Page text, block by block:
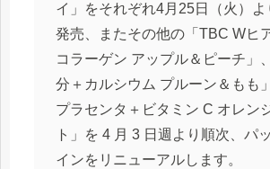
イ」をそれぞれ4月25日（火）よ
発売、またその他の「TBC Wヒ
コラーゲン アップル＆ピーチ」
分＋カルシウム プルーン＆もも
プラセンタ＋ビタミン C オレン
ト」を 4 月 3 日週より順次、パ
インをリニューアルします。